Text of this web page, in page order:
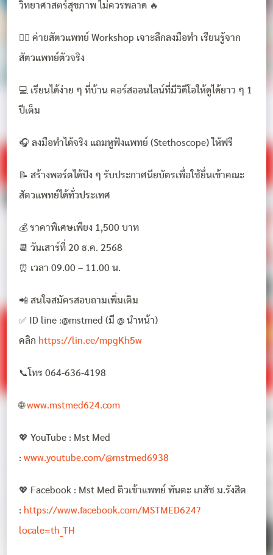
วิทยาศาสตร์สุขภาพ ไม่ควรพลาด 🔥
👩‍⚕️ ค่ายสัตวแพทย์ Workshop เจาะลึกลงมือทำ เรียนรู้จาก
สัตวแพทย์ตัวจริง
💻 เรียนได้ง่าย ๆ ที่บ้าน คอร์สออนไลน์ที่มีวิดีโอให้ดูได้ยาว ๆ 1
ปีเต็ม
🎧 ลงมือทำได้จริง แถมหูฟังแพทย์ (Stethoscope) ให้ฟรี
📝 สร้างพอร์ตได้ปัง ๆ รับประกาศนียบัตรเพื่อใช้ยื่นเข้าคณะ
สัตวแพทย์ได้ทั่วประเทศ
💰 ราคาพิเศษเพียง 1,500 บาท
📆 วันเสาร์ที่ 20 ธ.ค. 2568
⏰ เวลา 09.00 – 11.00 น.
📲 สนใจสมัครสอบถามเพิ่มเติม
✅ ID line :@mstmed (มี @ นำหน้า)
คลิก https://lin.ee/mpgKh5w
📞โทร 064-636-4198
🌐www.mstmed624.com
💖 YouTube : Mst Med
:www.youtube.com/@mstmed6938
💖 Facebook : Mst Med ติวเข้าแพทย์ ทันตะ เภสัช ม.รังสิต
: https://www.facebook.com/MSTMED624?
locale=th_TH